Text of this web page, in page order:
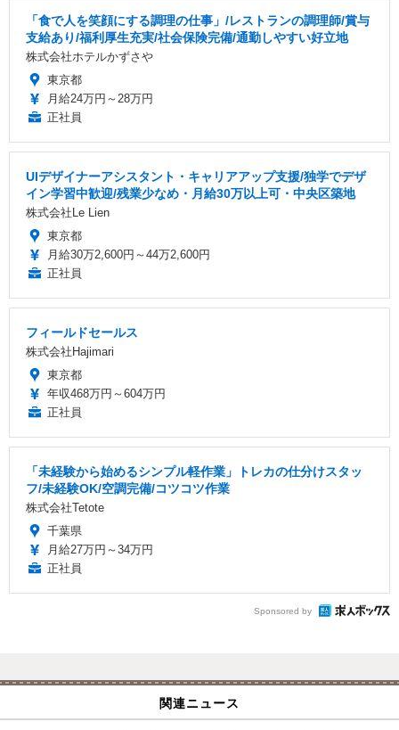
「食で人を笑顔にする調理の仕事」/レストランの調理師/賞与
支給あり/福利厚生充実/社会保険完備/通勤しやすい好立地
株式会社ホテルかずさや
東京都
月給24万円～28万円
正社員
UIデザイナーアシスタント・キャリアアップ支援/独学でデザ
イン学習中歓迎/残業少なめ・月給30万以上可・中央区築地
株式会社Le Lien
東京都
月給30万2,600円～44万2,600円
正社員
フィールドセールス
株式会社Hajimari
東京都
年収468万円～604万円
正社員
「未経験から始めるシンプル軽作業」トレカの仕分けスタッ
フ/未経験OK/空調完備/コツコツ作業
株式会社Tetote
千葉県
月給27万円～34万円
正社員
Sponsored by
関連ニュース